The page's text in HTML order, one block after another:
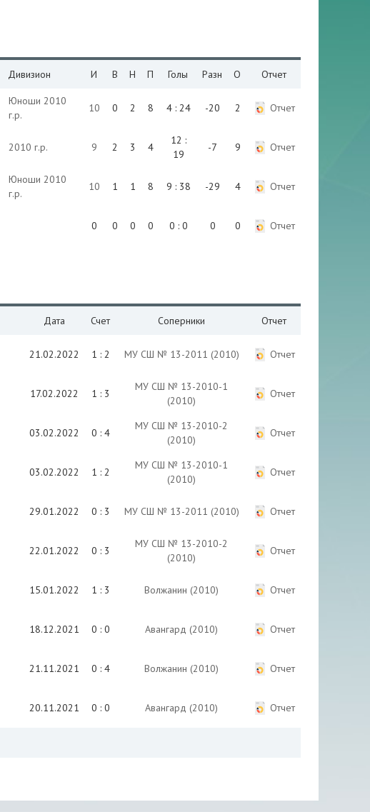
Дивизион И В Н П Голы Разн О Отчет
Юноши 2010
г.р.
10 0 2 8 4 : 24 -20 2 Отчет
2010 г.р. 9 2 3 4
12 :
19
-7 9 Отчет
Юноши 2010
г.р.
10 1 1 8 9 : 38 -29 4 Отчет
0 0 0 0 0 : 0 0 0 Отчет
Дата Счет Соперники Отчет
21.02.2022 1 : 2 МУ СШ № 13-2011 (2010) Отчет
17.02.2022 1 : 3
МУ СШ № 13-2010-1
(2010)
Отчет
03.02.2022 0 : 4
МУ СШ № 13-2010-2
(2010)
Отчет
03.02.2022 1 : 2
МУ СШ № 13-2010-1
(2010)
Отчет
29.01.2022 0 : 3 МУ СШ № 13-2011 (2010) Отчет
22.01.2022 0 : 3
МУ СШ № 13-2010-2
(2010)
Отчет
15.01.2022 1 : 3 Волжанин (2010) Отчет
18.12.2021 0 : 0 Авангард (2010) Отчет
21.11.2021 0 : 4 Волжанин (2010) Отчет
20.11.2021 0 : 0 Авангард (2010) Отчет